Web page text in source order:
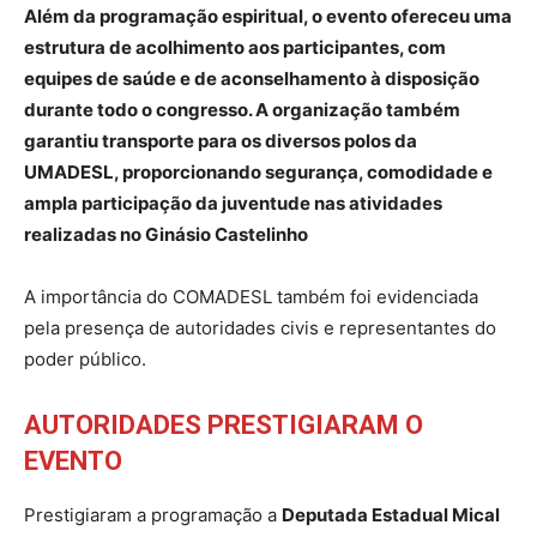
Além da programação espiritual, o evento ofereceu uma
estrutura de acolhimento aos participantes, com
equipes de saúde e de aconselhamento à disposição
durante todo o congresso. A organização também
garantiu transporte para os diversos polos da
UMADESL, proporcionando segurança, comodidade e
ampla participação da juventude nas atividades
realizadas no Ginásio Castelinho
A importância do COMADESL também foi evidenciada
pela presença de autoridades civis e representantes do
poder público.
AUTORIDADES PRESTIGIARAM O
EVENTO
Prestigiaram a programação a Deputada Estadual Mical